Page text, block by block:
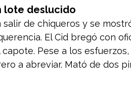
lote deslucido
de chiqueros y se
El Cid bregó con
Pese a los
a abreviar. Mató de dos